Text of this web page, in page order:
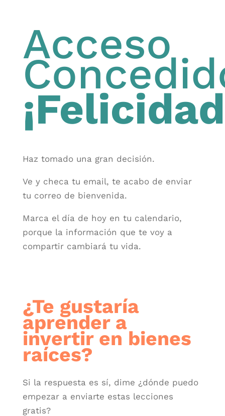
Acceso
Haz tomado una gran decisión.
Ve y checa tu email, te acabo de enviar
tu correo de bienvenida.
Marca el día de hoy en tu calendario,
porque la información que te voy a
compartir cambiará tu vida.
¿Te gustaría
aprender a
invertir en bienes
raíces?
Si la respuesta es sí, dime ¿dónde puedo
empezar a enviarte estas lecciones
gratis?